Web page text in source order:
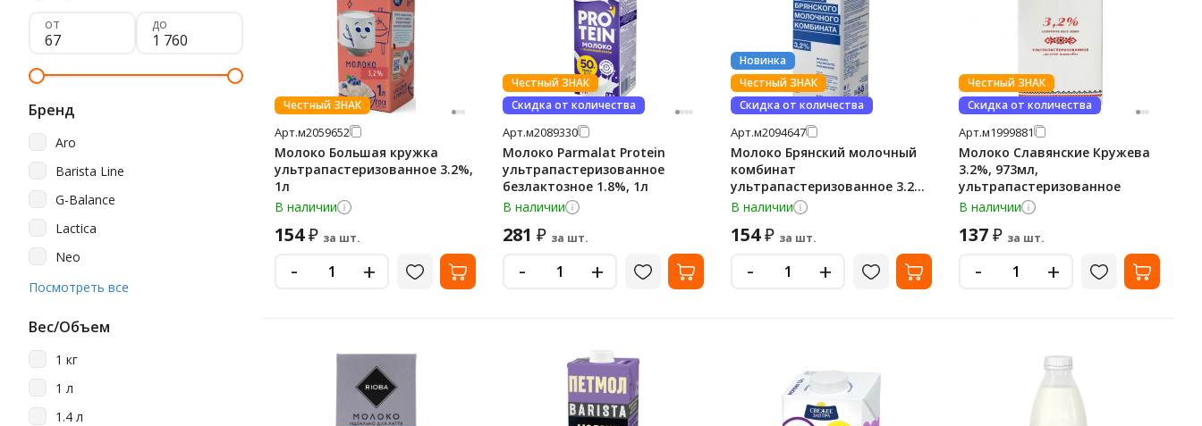
от до
Бренд
Aro
Barista Line
G-Balance
Lactica
Neo
Parmalat
Посмотреть все
Вес/Объем
1 кг
1 л
1.4 л
Честный ЗНАК
Арт.м2059652
Молоко Большая кружка
ультрапастеризованное 3.2%,
1л
В наличии
154₽ за шт.
- +
Честный ЗНАК
Скидка от количества
Арт.м2089330
Молоко Parmalat Protein
ультрапастеризованное
безлактозное 1.8%, 1л
В наличии
281 ₽ за шт.
- +
Новинка
Честный ЗНАК
Скидка от количества
Арт.м2094647
Молоко Брянский молочный
комбинат
ультрапастеризованное 3.2%,
1л
В наличии
154₽ за шт.
- +
Честный ЗНАК
Скидка от количества
Арт.м1999881
Молоко Славянские Кружева
3.2%, 973мл,
ультрапастеризованное
В наличии
137₽ за шт.
- +